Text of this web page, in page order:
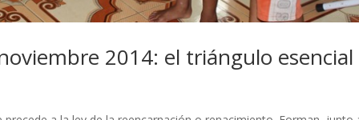
2014: el triángulo esencial